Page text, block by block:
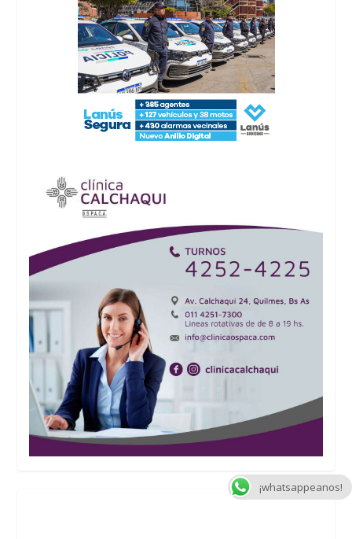
¡whatsappeanos!